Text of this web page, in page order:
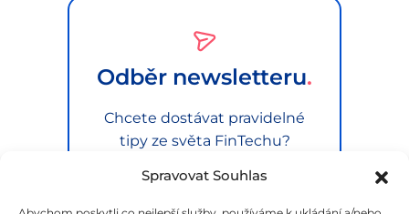
Spravovat Souhlas
Odběr newsletteru
Chcete dostávat pravidelné
tipy ze světa FinTechu?
newsletteru.